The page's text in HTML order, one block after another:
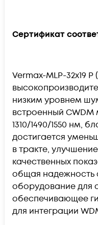
Сертификат
Vermax-MLP-32x19
низким уровнем
встроенный CWDM
1310/1490/1550 нм,
достигается
в тракте, улучшение
качественных
общая надежность
оборудование для
обеспечивающее
для интеграции